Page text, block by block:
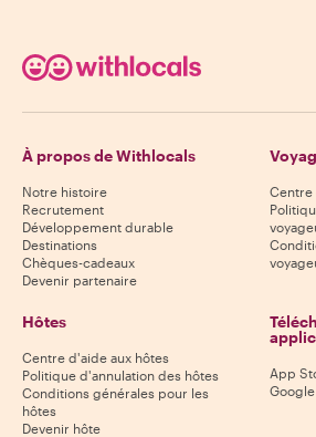
À propos de Withlocals
Notre histoire
Recrutement
Développement durable
Destinations
Chèques-cadeaux
Devenir partenaire
Centre
Hôtes
Centre d'aide aux hôtes
Politique d'annulation des hôtes
Conditions générales pour les
hôtes
Devenir hôte
App